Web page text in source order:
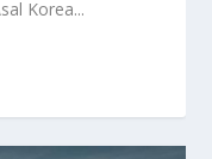
Korea...